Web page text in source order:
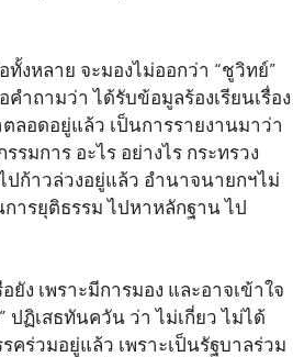
งหลาย จะมองไม่ออกว่า “ชูวิทย์”
ำถามว่า ได้รับข้อมูลร้องเรียนเรื่อง
ลอดอยู่แล้ว เป็นการรายงานมาว่า
มการ อะไร อย่างไร กระทรวง
ปก้าวล่วงอยู่แล้ว อำนาจนายกฯไม่
ารยุติธรรม ไปหาหลักฐาน ไป
ง เพราะมีการมอง และอาจเข้าใจ
ปฏิเสธทันควัน ว่า ไม่เกี่ยว ไม่ได้
ร่วมอยู่แล้ว เพราะเป็นรัฐบาลร่วม